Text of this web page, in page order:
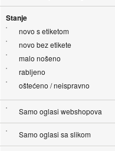
Stanje
novo s etiketom
novo bez etikete
malo nošeno
rabljeno
oštećeno / neispravno
Samo oglasi webshopova
Samo oglasi sa slikom